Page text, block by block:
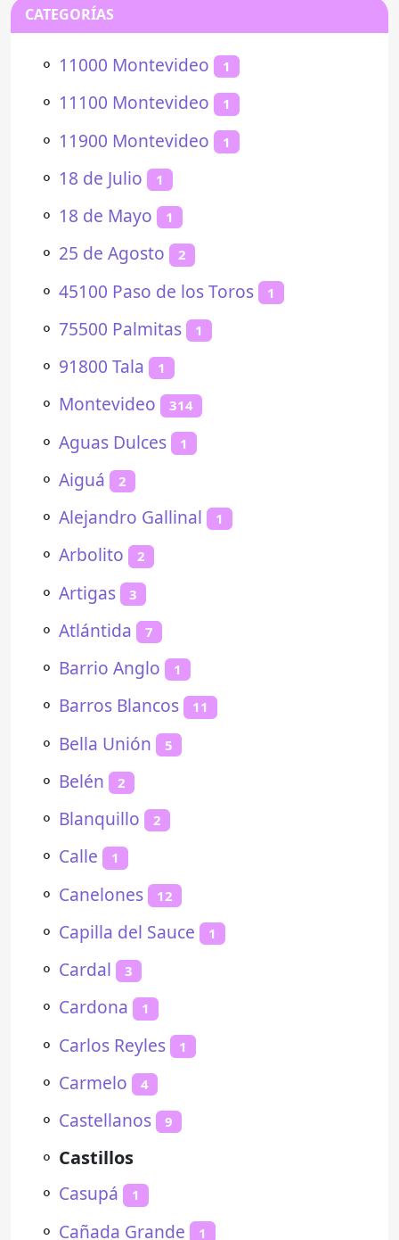
CATEGORÍAS
⚬ 11000 Montevideo 1
⚬ 11100 Montevideo 1
⚬ 11900 Montevideo 1
⚬ 18 de Julio 1
⚬ 18 de Mayo 1
⚬ 25 de Agosto 2
⚬ 45100 Paso de los Toros 1
⚬ 75500 Palmitas 1
⚬ 91800 Tala 1
⚬ Montevideo 314
⚬ Aguas Dulces 1
⚬ Aiguá 2
⚬ Alejandro Gallinal 1
⚬ Arbolito 2
⚬ Artigas 3
⚬ Atlántida 7
⚬ Barrio Anglo 1
⚬ Barros Blancos 11
⚬ Bella Unión 5
⚬ Belén 2
⚬ Blanquillo 2
⚬ Calle 1
⚬ Canelones 12
⚬ Capilla del Sauce 1
⚬ Cardal 3
⚬ Cardona 1
⚬ Carlos Reyles 1
⚬ Carmelo 4
⚬ Castellanos 9
⚬ Castillos
⚬ Casupá 1
⚬ Cañada Grande 1